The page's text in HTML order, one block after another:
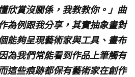
欣賞沒關係，我教教你。」曲
為例跟我分享，其實抽象畫對
能夠呈現藝術家與工具、畫布
為我們常能看到作品上筆觸有
這些痕跡都保有藝術家在創作